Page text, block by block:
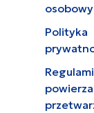
Polityka